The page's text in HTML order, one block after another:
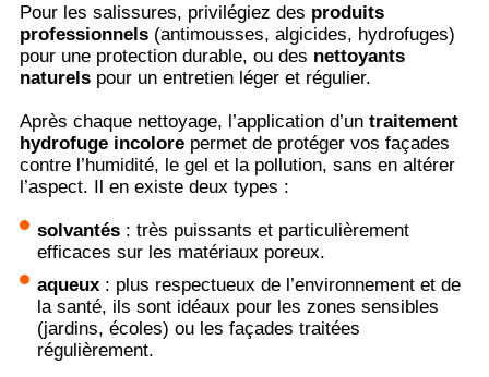
Pour les salissures, privilégiez des produits
professionnels (antimousses, algicides, hydrofuges)
pour une protection durable, ou des nettoyants
naturels pour un entretien léger et régulier.
Après chaque nettoyage, l’application d’un traitement
hydrofuge incolore permet de protéger vos façades
contre l’humidité, le gel et la pollution, sans en altérer
l’aspect. Il en existe deux types :
solvantés : très puissants et particulièrement
efficaces sur les matériaux poreux.
aqueux : plus respectueux de l’environnement et de
la santé, ils sont idéaux pour les zones sensibles
(jardins, écoles) ou les façades traitées
régulièrement.